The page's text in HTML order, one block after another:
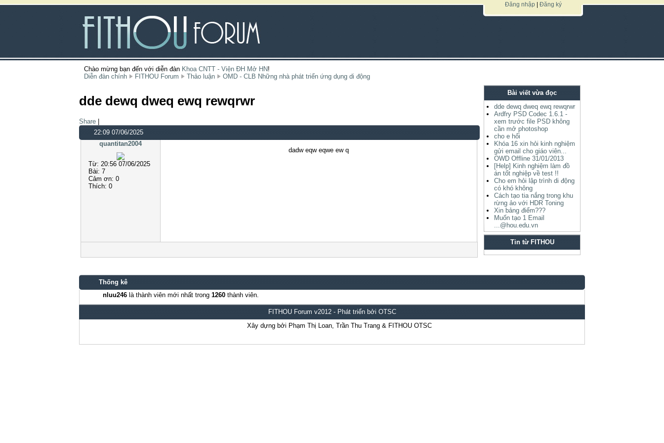
Đăng nhập| Đăng ký
Chào mừng bạn đến với diễn đàn Khoa CNTT - Viện ĐH Mở HN!
Diễn đàn chính
FITHOU Forum Thảo luận OMD - CLB Những nhà phát triển ứng dụng di động
dde dewq dweq ewq rewqrwr
Share
22:09 07/06/2025
quantitan2004
Từ: 20:56 07/06/2025
Bài: 7
Cảm ơn: 0
Thích: 0
dadw eqw eqwe ew q
Bài viết vừa đọc
dde dewq dweq ewq rewqrwr
Ardfry PSD Codec 1.6.1 -
xem trước file PSD không
cần mở photoshop
cho e hổi
Khóa 16 xin hỏi kinh nghiệm
gửi email cho giáo viên...
OWD Offline 31/01/2013
[Help] Kinh nghiệm làm đồ
án tốt nghiệp về test !!
Cho em hỏi lập trình di động
có khó không
Cách tạo tia nắng trong khu
rừng ảo với HDR Toning
Xin bảng điểm???
Muốn tạo 1 Email
...@hou.edu.vn
Tin từ FITHOU
Thống kê
nluu246 là thành viên mới nhất trong 1260 thành viên.
FITHOU Forum v2012 - Phát triển bởi OTSC
Xây dựng bởi Phạm Thị Loan, Trần Thu Trang & FITHOU OTSC